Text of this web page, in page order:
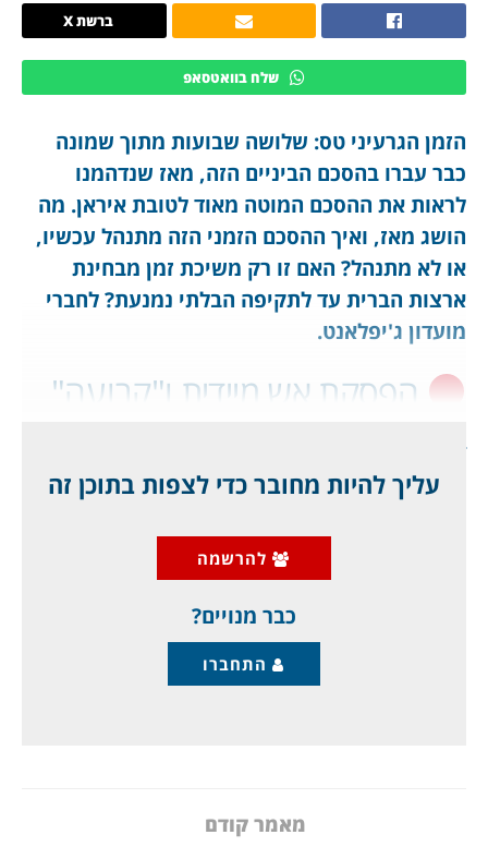
ברשת X
שלח בוואטסאפ
הזמן הגרעיני טס: שלושה שבועות מתוך שמונה
כבר עברו בהסכם הביניים הזה, מאז שנדהמנו
לראות את ההסכם המוטה מאוד לטובת איראן. מה
הושג מאז, ואיך ההסכם הזמני הזה מתנהל עכשיו,
או לא מתנהל? האם זו רק משיכת זמן מבחינת
ארצות הברית עד לתקיפה הבלתי נמנעת? לחברי
מועדון ג'יפלאנט.
הפסקת אש מיידית ו"קבועה"
שני הצדדים התחייבו בהסכם שלא ליזום פעולות
צבאיות, איומים, או שימוש בכוח, אלא שההפרות
התחילו כמעט מיד. ימים ספורים אחרי החתימה,
עליך להיות מחובר כדי לצפות בתוכן זה
להרשמה
כבר מנויים?
התחברו
מאמר קודם